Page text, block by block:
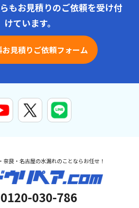
もお見積りのご依頼を受け付
けています。
お見積りご依頼フォーム
奈良・名古屋の水漏れのことならお任せ！
0120-030-786